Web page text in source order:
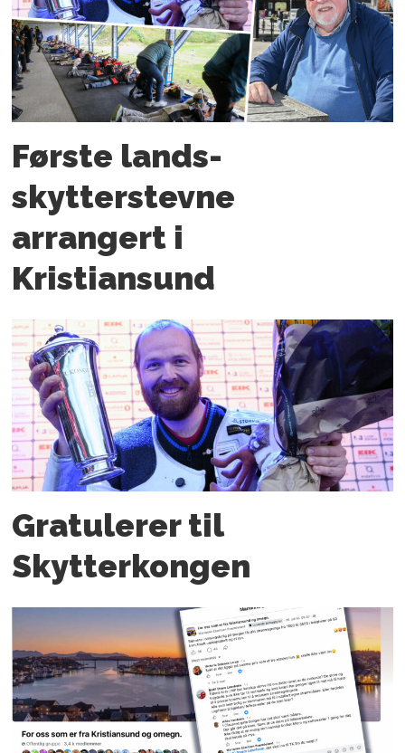
Første lands­
skytterstevne
arrangert i
Kristiansund
Gratulerer til
Skytterkongen